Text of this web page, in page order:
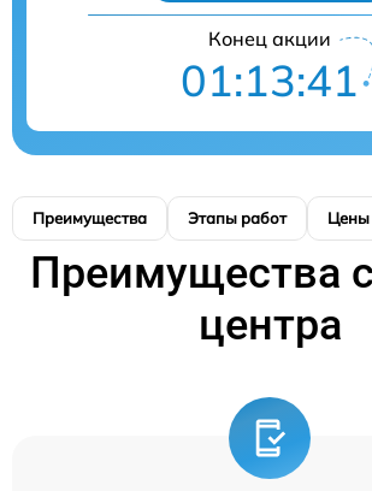
Конец акции
01:13:40
Преимущества Этапы работ Цены
Преимущества
центра